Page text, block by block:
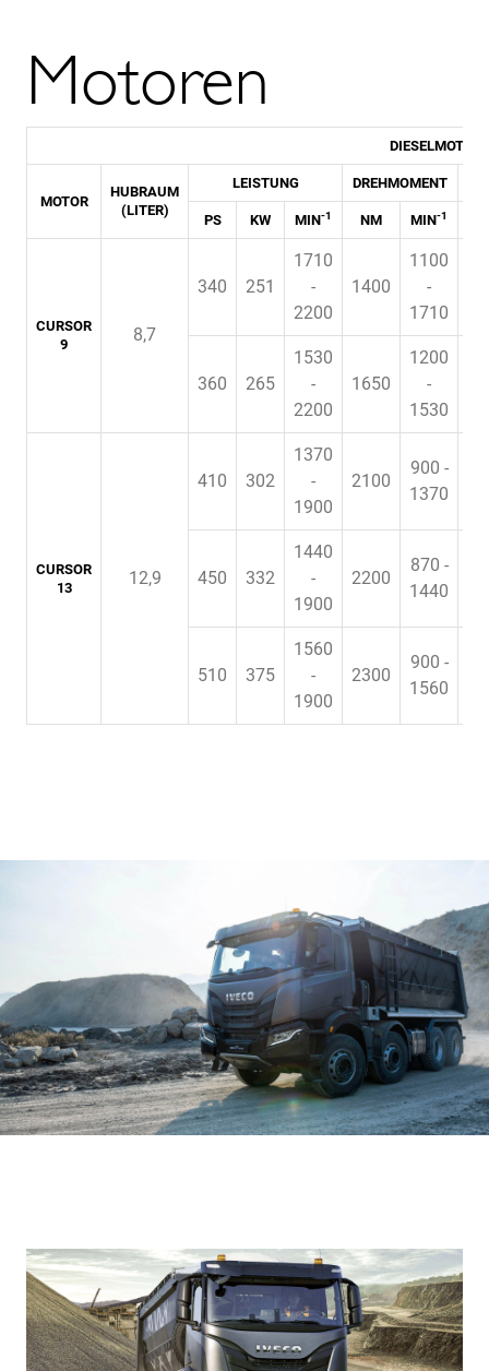
Motoren
MOTOR
HUBRAUM
(LITER)
LEISTUNG DREHMOMENT
PS KW MIN-1 NM MIN-1
CURSOR
9
8,7
340 251
1710
-
2200
1400
1100
-
1710
360 265
1530
-
2200
1650
1200
-
1530
CURSOR
13
12,9
410 302
1370
-
1900
2100
900 -
1370
450 332
1440
-
1900
2200
870 -
1440
510 375
1560
-
1900
2300
900 -
1560